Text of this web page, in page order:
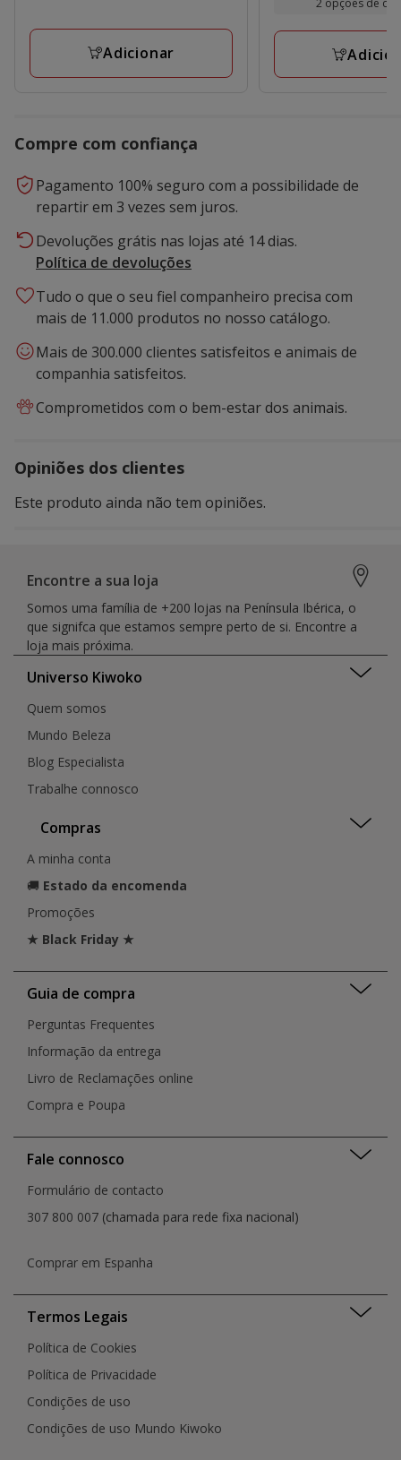
Adicionar
a
Compre com confiança
Pagamento 100% seguro com a possibilidade de
repartir em 3 vezes sem juros.
Devoluções grátis nas lojas até 14 dias.
Política de devoluções
Tudo o que o seu fiel companheiro precisa com
mais de 11.000 produtos no nosso catálogo.
Mais de 300.000 clientes satisfeitos e animais de
companhia satisfeitos.
Comprometidos com o bem-estar dos animais.
Opiniões dos clientes
Este produto ainda não tem opiniões.
Encontre a sua loja
Somos uma família de +200 lojas na Península Ibérica, o
que signifca que estamos sempre perto de si. Encontre a
loja mais próxima.
Universo Kiwoko
Quem somos
Mundo Beleza
Blog Especialista
Trabalhe connosco
Compras
A minha conta
🚚 Estado da encomenda
Promoções
★ Black Friday ★
Guia de compra
Perguntas Frequentes
Informação da entrega
Livro de Reclamações online
Compra e Poupa
Fale connosco
Formulário de contacto
307 800 007 (chamada para rede fixa nacional)
Comprar em Espanha
Termos Legais
Política de Cookies
Política de Privacidade
Condições de uso
Condições de uso Mundo Kiwoko